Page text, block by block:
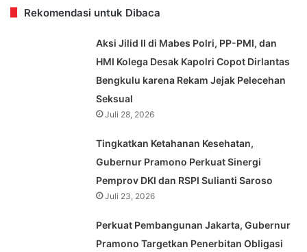
Rekomendasi untuk Dibaca
Aksi Jilid II di Mabes Polri, PP-PMI, dan
HMI Kolega Desak Kapolri Copot Dirlantas
Bengkulu karena Rekam Jejak Pelecehan
Seksual
Juli 28, 2026
Tingkatkan Ketahanan Kesehatan,
Gubernur Pramono Perkuat Sinergi
Pemprov DKI dan RSPI Sulianti Saroso
Juli 23, 2026
Perkuat Pembangunan Jakarta, Gubernur
Pramono Targetkan Penerbitan Obligasi